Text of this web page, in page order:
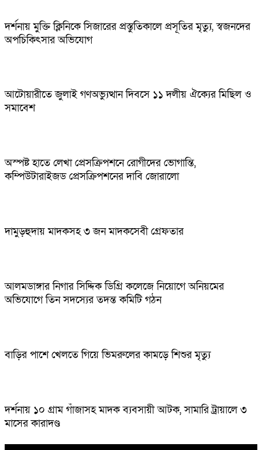
দর্শনায় মুক্তি ক্লিনিকে সিজারের প্রস্তুতিকালে প্রসূতির মৃত্যু, স্বজনদের
অপচিকিৎসার অভিযোগ
আটোয়ারীতে জুলাই গণঅভ্যুত্থান দিবসে ১১ দলীয় ঐক্যের মিছিল ও
সমাবেশ
অস্পষ্ট হাতে লেখা প্রেসক্রিপশনে রোগীদের ভোগান্তি,
কম্পিউটারাইজড প্রেসক্রিপশনের দাবি জোরালো
দামুড়হুদায় মাদকসহ ৩ জন মাদকসেবী গ্রেফতার
আলমডাঙ্গার নিগার সিদ্দিক ডিগ্রি কলেজে নিয়োগে অনিয়মের
অভিযোগে তিন সদস্যের তদন্ত কমিটি গঠন
বাড়ির পাশে খেলতে গিয়ে ভিমরুলের কামড়ে শিশুর মৃত্যু
দর্শনায় ১০ গ্রাম গাঁজাসহ মাদক ব্যবসায়ী আটক, সামারি ট্রায়ালে ৩
মাসের কারাদণ্ড